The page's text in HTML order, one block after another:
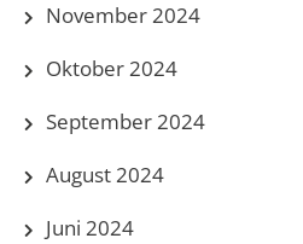
November 2024
Oktober 2024
September 2024
August 2024
Juni 2024